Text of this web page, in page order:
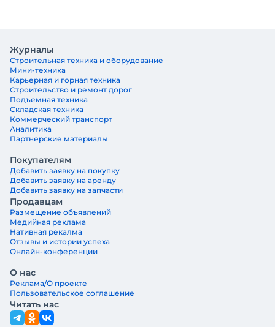
Журналы
Строительная техника и оборудование
Мини-техника
Карьерная и горная техника
Строительство и ремонт дорог
Подъемная техника
Складская техника
Коммерческий транспорт
Аналитика
Партнерские материалы
Покупателям
Добавить заявку на покупку
Добавить заявку на аренду
Добавить заявку на запчасти
Продавцам
Размещение объявлений
Медийная реклама
Нативная рекалма
Отзывы и истории успеха
Онлайн-конференции
О нас
Реклама/О проекте
Пользовательское соглашение
Читать нас